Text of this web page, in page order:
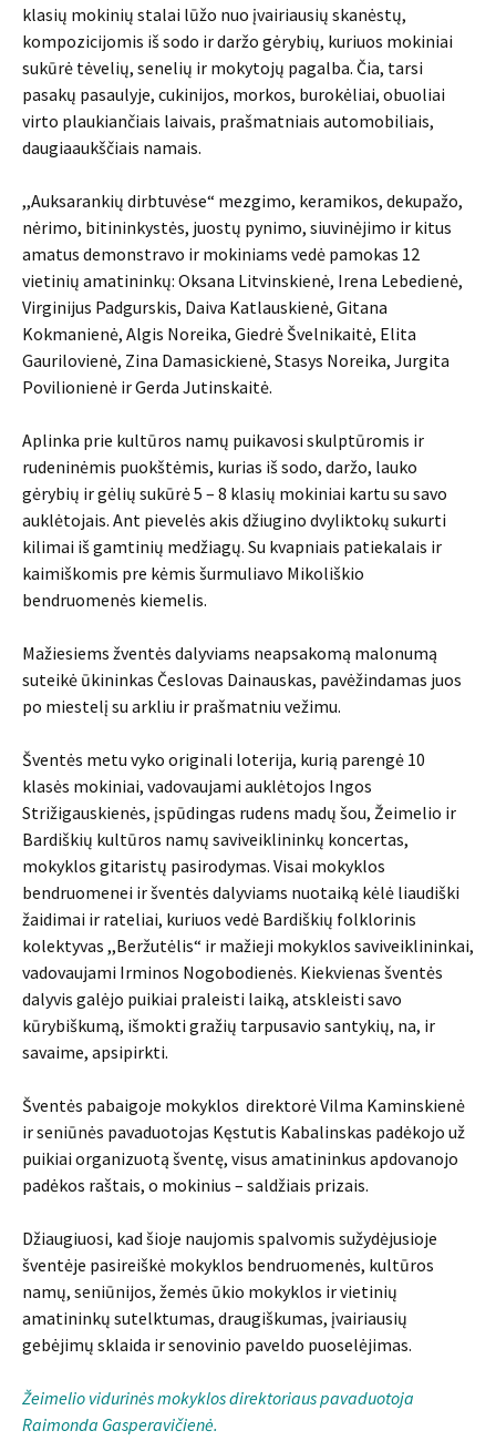
klasių mokinių stalai lūžo nuo įvairiausių skanėstų,
kompozicijomis iš sodo ir daržo gėrybių, kuriuos mokiniai
sukūrė tėvelių, senelių ir mokytojų pagalba. Čia, tarsi
pasakų pasaulyje, cukinijos, morkos, burokėliai, obuoliai
virto plaukiančiais laivais, prašmatniais automobiliais,
daugiaaukščiais namais.
,,Auksarankių dirbtuvėse“ mezgimo, keramikos, dekupažo,
nėrimo, bitininkystės, juostų pynimo, siuvinėjimo ir kitus
amatus demonstravo ir mokiniams vedė pamokas 12
vietinių amatininkų: Oksana Litvinskienė, Irena Lebedienė,
Virginijus Padgurskis, Daiva Katlauskienė, Gitana
Kokmanienė, Algis Noreika, Giedrė Švelnikaitė, Elita
Gaurilovienė, Zina Damasickienė, Stasys Noreika, Jurgita
Povilionienė ir Gerda Jutinskaitė.
Aplinka prie kultūros namų puikavosi skulptūromis ir
rudeninėmis puokštėmis, kurias iš sodo, daržo, lauko
gėrybių ir gėlių sukūrė 5 – 8 klasių mokiniai kartu su savo
auklėtojais. Ant pievelės akis džiugino dvyliktokų sukurti
kilimai iš gamtinių medžiagų. Su kvapniais patiekalais ir
kaimiškomis pre kėmis šurmuliavo Mikoliškio
bendruomenės kiemelis.
Mažiesiems žventės dalyviams neapsakomą malonumą
suteikė ūkininkas Česlovas Dainauskas, pavėžindamas juos
po miestelį su arkliu ir prašmatniu vežimu.
Šventės metu vyko originali loterija, kurią parengė 10
klasės mokiniai, vadovaujami auklėtojos Ingos
Strižigauskienės, įspūdingas rudens madų šou, Žeimelio ir
Bardiškių kultūros namų saviveiklininkų koncertas,
mokyklos gitaristų pasirodymas. Visai mokyklos
bendruomenei ir šventės dalyviams nuotaiką kėlė liaudiški
žaidimai ir rateliai, kuriuos vedė Bardiškių folklorinis
kolektyvas ,,Beržutėlis“ ir mažieji mokyklos saviveiklininkai,
vadovaujami Irminos Nogobodienės. Kiekvienas šventės
dalyvis galėjo puikiai praleisti laiką, atskleisti savo
kūrybiškumą, išmokti gražių tarpusavio santykių, na, ir
savaime, apsipirkti.
Šventės pabaigoje mokyklos direktorė Vilma Kaminskienė
ir seniūnės pavaduotojas Kęstutis Kabalinskas padėkojo už
puikiai organizuotą šventę, visus amatininkus apdovanojo
padėkos raštais, o mokinius – saldžiais prizais.
Džiaugiuosi, kad šioje naujomis spalvomis sužydėjusioje
šventėje pasireiškė mokyklos bendruomenės, kultūros
namų, seniūnijos, žemės ūkio mokyklos ir vietinių
amatininkų sutelktumas, draugiškumas, įvairiausių
gebėjimų sklaida ir senovinio paveldo puoselėjimas.
Žeimelio vidurinės mokyklos direktoriaus pavaduotoja
Raimonda Gasperavičienė.